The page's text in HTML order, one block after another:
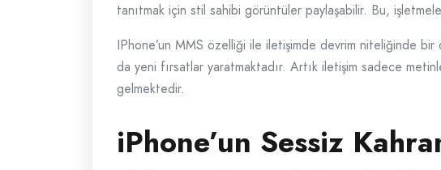
tanıtmak için stil sahibi görüntüler paylaşabilir. Bu,
IPhone’un MMS özelliği ile iletişimde devrim niteliğinde bir
da yeni fırsatlar yaratmaktadır. Artık iletişim sadece
gelmektedir.
iPhone’un Sessiz